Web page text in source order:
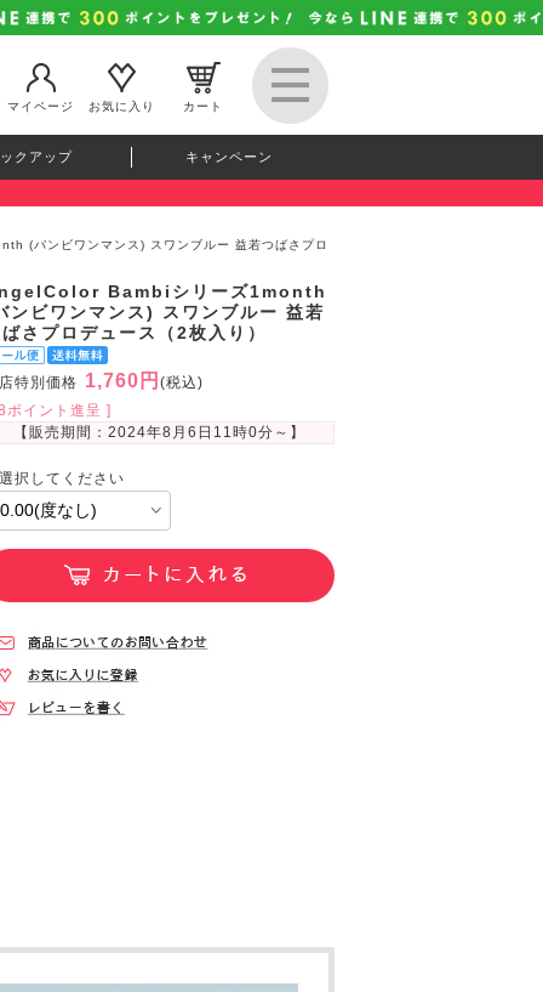
マイページ お気に入り カート
クアップ キャンペーン
(バンビワンマンス) スワンブルー 益若つばさプロ
Bambiシリーズ1month
ンビワンマンス) スワンブルー 益若
さプロデュース（2枚入り）
特別価格 1,760円 (税込)
ポイント進呈 ]
【販売期間： 2024年8月6日11時0分 ～】